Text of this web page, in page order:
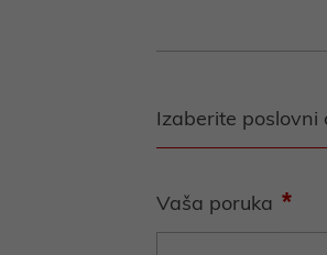
Vaša poruka *